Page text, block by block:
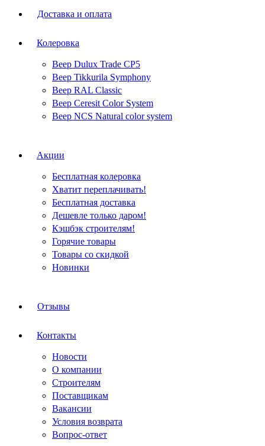
Доставка и оплата
Колеровка
Веер Dulux Trade CP5
Веер Tikkurila Symphony
Веер RAL Classic
Веер Ceresit Color System
Веер NCS Natural color system
Акции
Бесплатная колеровка
Хватит переплачивать!
Бесплатная доставка
Дешевле только даром!
Кэшбэк строителям!
Горячие товары
Товары со скидкой
Новинки
Отзывы
Контакты
Новости
О компании
Строителям
Поставщикам
Вакансии
Условия возврата
Вопрос-ответ